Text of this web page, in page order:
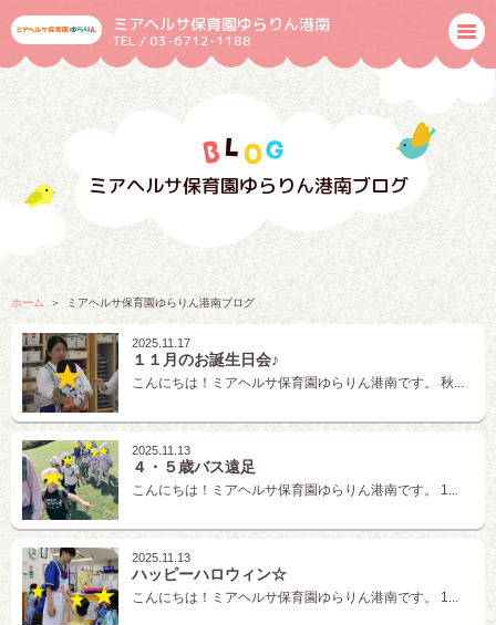
ミアヘルサ保育園ゆらりん港南
TEL / 03-6712-1188
ミアヘルサ保育園ゆらりん港南ブログ
ホーム ミアヘルサ保育園ゆらりん港南ブログ
2025.11.17
１１月のお誕生日会♪
こんにちは！ミアヘルサ保育園ゆらりん港南です。 秋...
2025.11.13
４・５歳バス遠足
こんにちは！ミアヘルサ保育園ゆらりん港南です。 1...
2025.11.13
ハッピーハロウィン☆
こんにちは！ミアヘルサ保育園ゆらりん港南です。 1...